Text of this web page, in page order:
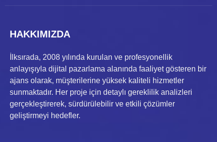
HAKKIMIZDA
İlksırada, 2008 yılında kurulan ve profesyonellik
anlayışıyla dijital pazarlama alanında faaliyet gösteren bir
ajans olarak, müşterilerine yüksek kaliteli hizmetler
sunmaktadır. Her proje için detaylı gereklilik analizleri
gerçekleştirerek, sürdürülebilir ve etkili çözümler
geliştirmeyi hedefler.